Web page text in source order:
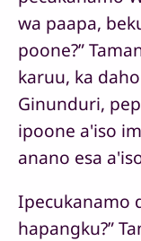
wa paapa,
poone?”
karuu, ka
Ginunduri,
ipoone a'iso
anano esa
Ipecukanamo
hapangku?”